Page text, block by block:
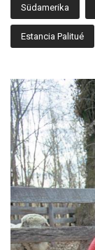
Südamerika
Estancia Palitué